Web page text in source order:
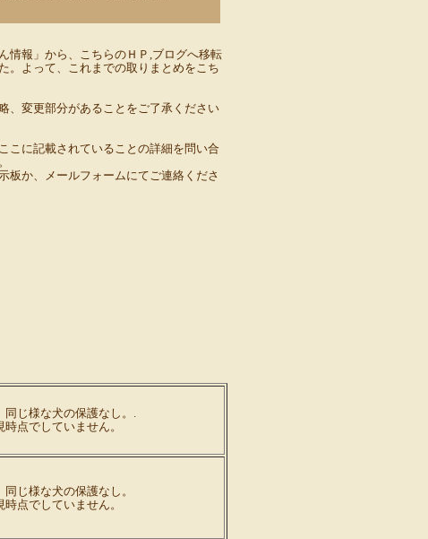
情報」から、こちらのＨＰ,ブログへ移転
。よって、これまでの取りまとめをこち
、変更部分があることをご了承ください
こに記載されていることの詳細を問い合
板か、メールフォームにてご連絡くださ
じ様な犬の保護なし。.
点でしていません。
じ様な犬の保護なし。
点でしていません。